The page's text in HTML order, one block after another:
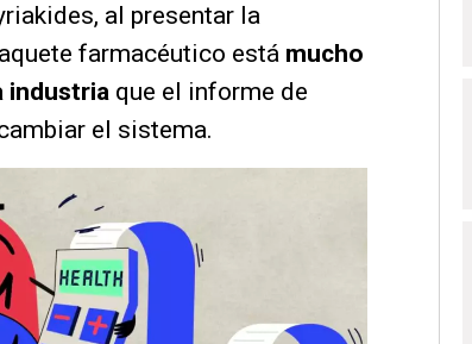
al presentar la
farmacéutico está mucho
industria que el informe de
el sistema.